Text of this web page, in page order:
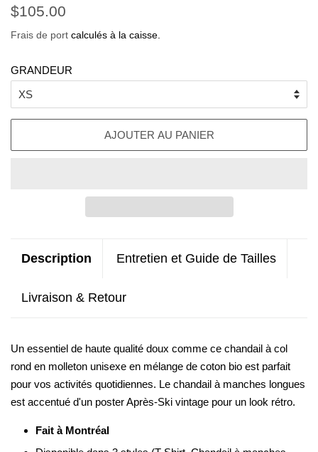
Prix
$105.00
Frais de port calculés à la caisse.
GRANDEUR
AJOUTER AU PANIER
Description Entretien et Guide de Tailles
Livraison & Retour
Un essentiel de haute qualité doux comme ce chandail à col
rond en molleton unisexe en mélange de coton bio est parfait
pour vos activités quotidiennes. Le chandail à manches longues
est accentué d'un poster Après-Ski vintage pour un look rétro.
Fait à Montréal